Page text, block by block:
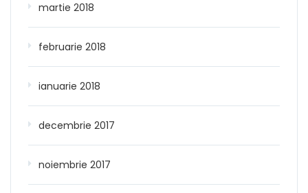
martie 2018
februarie 2018
ianuarie 2018
decembrie 2017
noiembrie 2017